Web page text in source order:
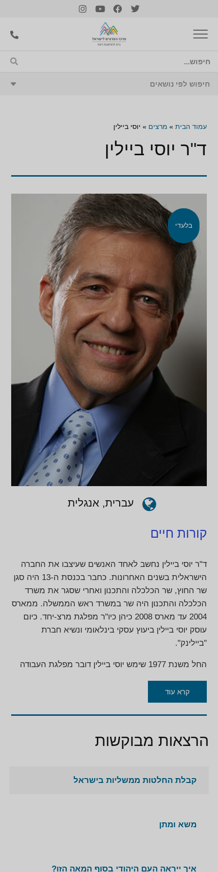
עמוד הבית » מרצים » יוסי ביילין
ד"ר יוסי ביילין
בלעדי
עברית, אנגלית
קורות חיים
ד"ר יוסי ביילין נחשב לאחד האנשים שעיצבו את החברה
הישראלית בשנים האחרונות. כחבר בכנסת ה-13 היה סגן
שר החוץ, שר הכלכלה והתכנון ואחרי שסגר את משרד
הכלכלה והתכנון היה שר במשרד ראש הממשלה. ממארס
2004 עד מארס 2008 כיהן כיו"ר מפלגת מרצ-יחד. כיום
עוסק יוסי ביילין ביעוץ עסקי בינלאומי ונשיא חברת
"ביילינק".
החל משנת 1977 שימש יוסי ביילין דובר מפלגת העבודה
משרד החוץ.
בשנת 1988 נבחר כחבר בכנסת ה-12, במהלכה היה סגן
כחבר בכנסת ה-13 היה סגן שר החוץ, שר הכלכלה
בכנסת ה-14 היה חבר בועדת חוקה, חוק ומשפט, ועדת
קרא עוד
הרצאות מבוקשות
קבלת החלטות ממשליות בישראל
משא ומתן
איך ייראה העם היהודי בסוף המאה הזו?